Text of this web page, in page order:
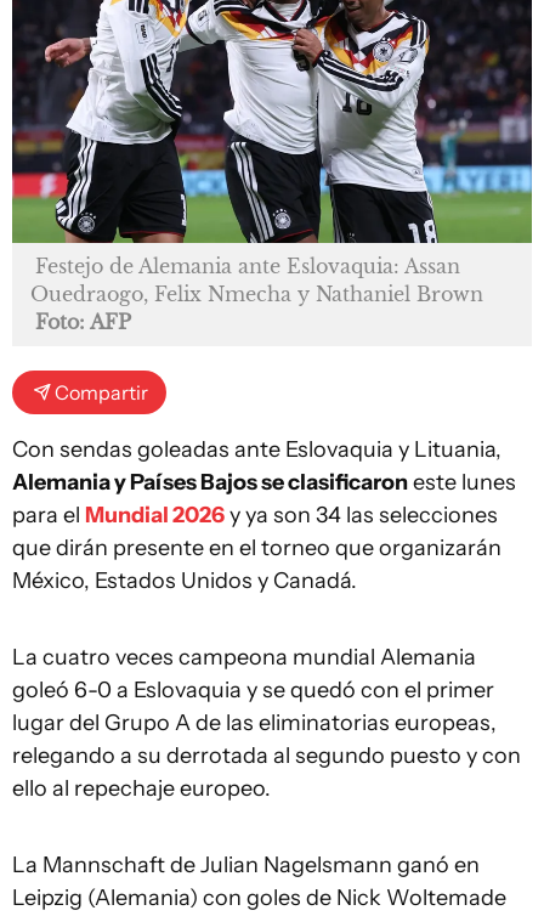
Festejo de Alemania ante Eslovaquia: Assan
Ouedraogo, Felix Nmecha y Nathaniel Brown
Foto: AFP
Compartir
Con sendas goleadas ante Eslovaquia y Lituania,
Alemania y Países Bajos se clasificaroneste lunes
para el Mundial 2026y ya son 34 las selecciones
que dirán presente en el torneo que organizarán
México, Estados Unidos y Canadá.
La cuatro veces campeona mundial Alemania
goleó 6-0 a Eslovaquia y se quedó con el primer
lugar del Grupo A de las eliminatorias europeas,
relegando a su derrotada al segundo puesto y con
ello al repechaje europeo.
La Mannschaft de Julian Nagelsmann ganó en
Leipzig (Alemania) con goles de Nick Woltemade